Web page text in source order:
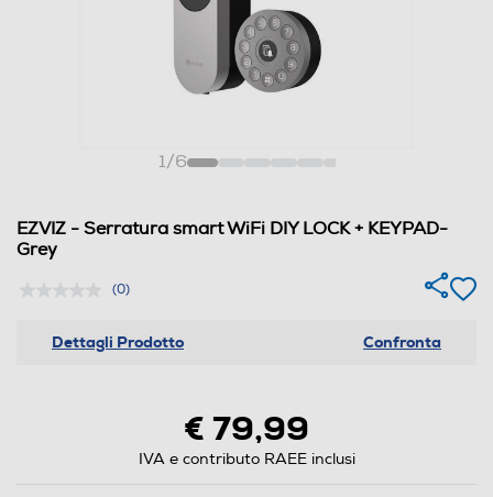
1/6
EZVIZ - Serratura smart WiFi DIY LOCK + KEYPAD-
Grey
(0)
Dettagli Prodotto Confronta
€ 79,99
IVA e contributo RAEE inclusi